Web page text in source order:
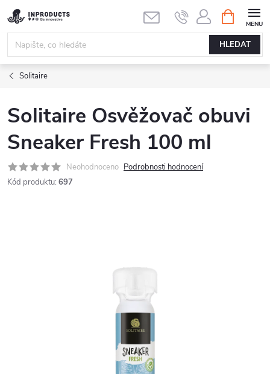
Přejít
na
obsah
HLEDAT
NÁKUPNÍ
KOŠÍK
Solitaire
Solitaire Osvěžovač obuvi
Sneaker Fresh 100 ml
Neohodnoceno Podrobnosti hodnocení
Kód produktu: 697